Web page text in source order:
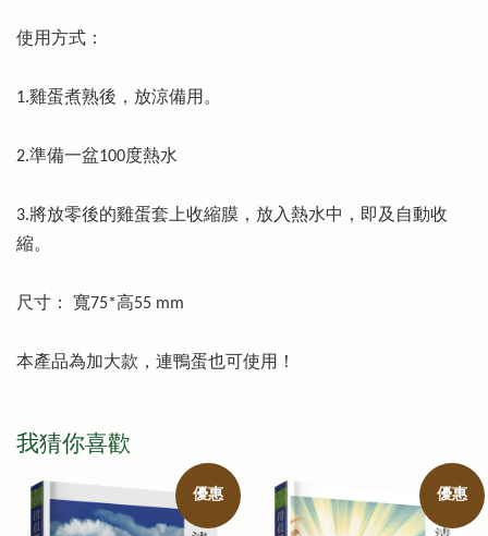
使用方式：
1.雞蛋煮熟後，放涼備用。
2.準備一盆100度熱水
3.將放零後的雞蛋套上收縮膜，放入熱水中，即及自動收
縮。
尺寸： 寬75*高55 mm
本產品為加大款，連鴨蛋也可使用！
我猜你喜歡
優惠 優惠